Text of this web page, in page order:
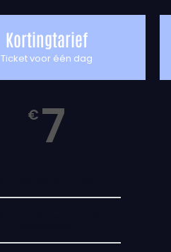
Kortingtarief
Ticket voor één dag
€ 7